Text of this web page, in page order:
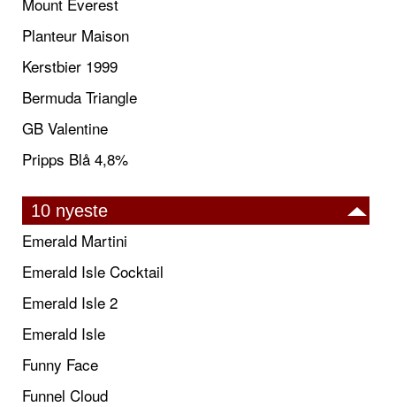
Planteur Maison
Kerstbier 1999
Bermuda Triangle
GB Valentine
Pripps Blå 4,8%
10 nyeste
Emerald Martini
Emerald Isle Cocktail
Emerald Isle 2
Emerald Isle
Funny Face
Funnel Cloud